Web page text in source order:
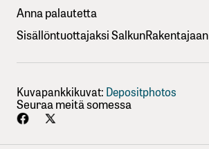
Anna palautetta
Sisällöntuottajaksi SalkunRakentajaan
Kuvapankkikuvat: Depositphotos
Seuraa meitä somessa